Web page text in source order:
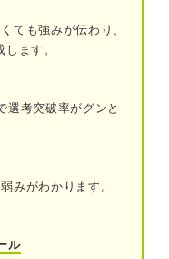
心！ 転職の最終面接
質問
ても強みが伝わり、
ます。
選考突破率がグンと
みがわかります。
ル